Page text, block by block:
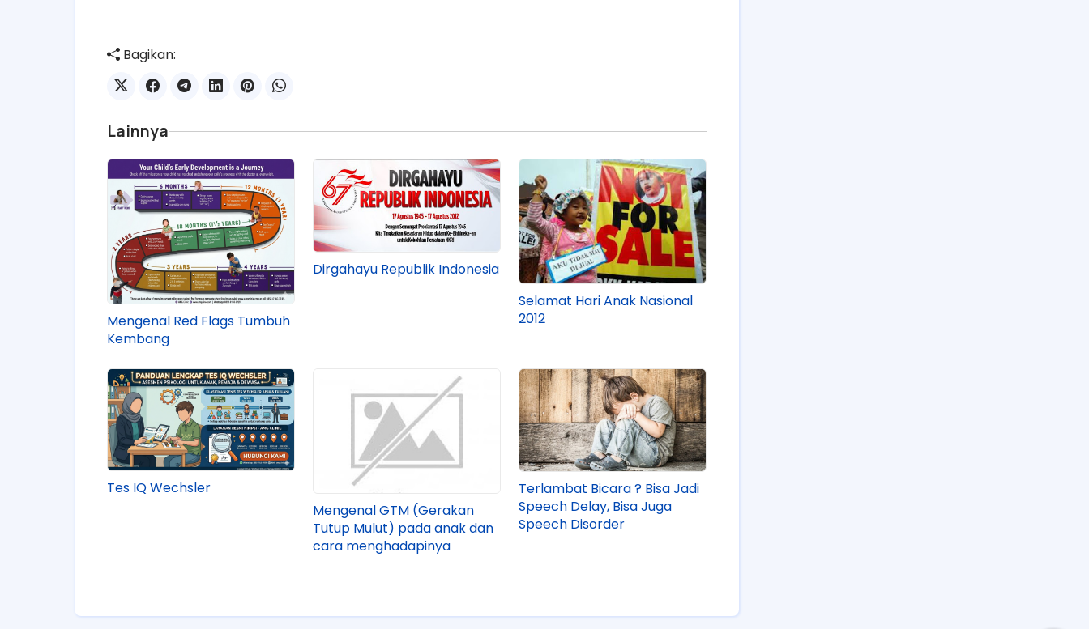
Bagikan:
Lainnya
Mengenal Red Flags Tumbuh
Kembang
Dirgahayu Republik Indonesia
Selamat Hari Anak Nasional
2012
Tes IQ Wechsler
Mengenal GTM (Gerakan
Tutup Mulut) pada anak dan
cara menghadapinya
Terlambat Bicara ? Bisa Jadi
Speech Delay, Bisa Juga
Speech Disorder